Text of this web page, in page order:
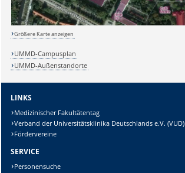
Lösung:
Größere Karte anzeigen
UMMD-Campusplan
UMMD-Außenstandorte
LINKS
Medizinischer Fakultätentag
Verband der Universitätsklinika Deutschlands e.V. (VUD)
Fördervereine
SERVICE
Personensuche